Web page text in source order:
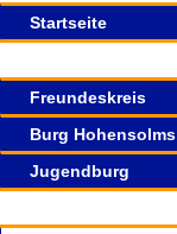
Startseite
Freundeskreis
Burg Hohensolms
Jugendburg